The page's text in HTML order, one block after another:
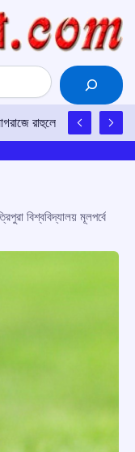
রাহুলের হুঙ্কার
বিশ্ববিদ্যালয় মূলপর্বে